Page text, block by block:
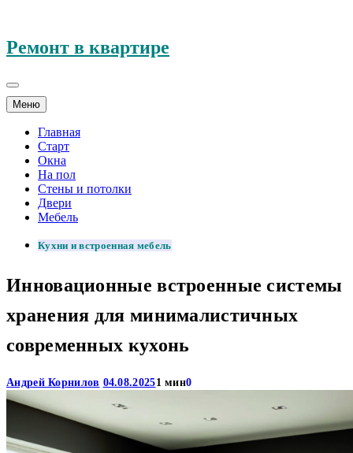
Ремонт в квартире
Меню
Главная
Старт
Окна
На пол
Стены и потолки
Двери
Мебель
Кухни и встроенная мебель
Инновационные встроенные системы
хранения для минималистичных
современных кухонь
Андрей Корнилов 04.08.20251 мин0